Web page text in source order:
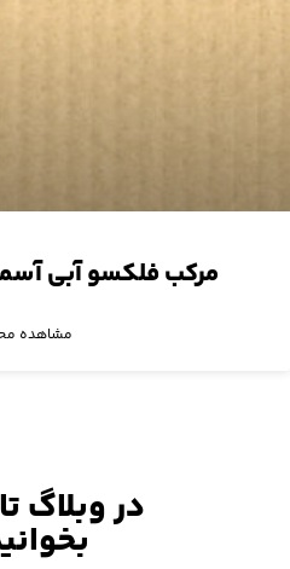
مرکب فلکسو آبی آسمانی ۵۵۸۱۵
مشاهده
در وبلاگ